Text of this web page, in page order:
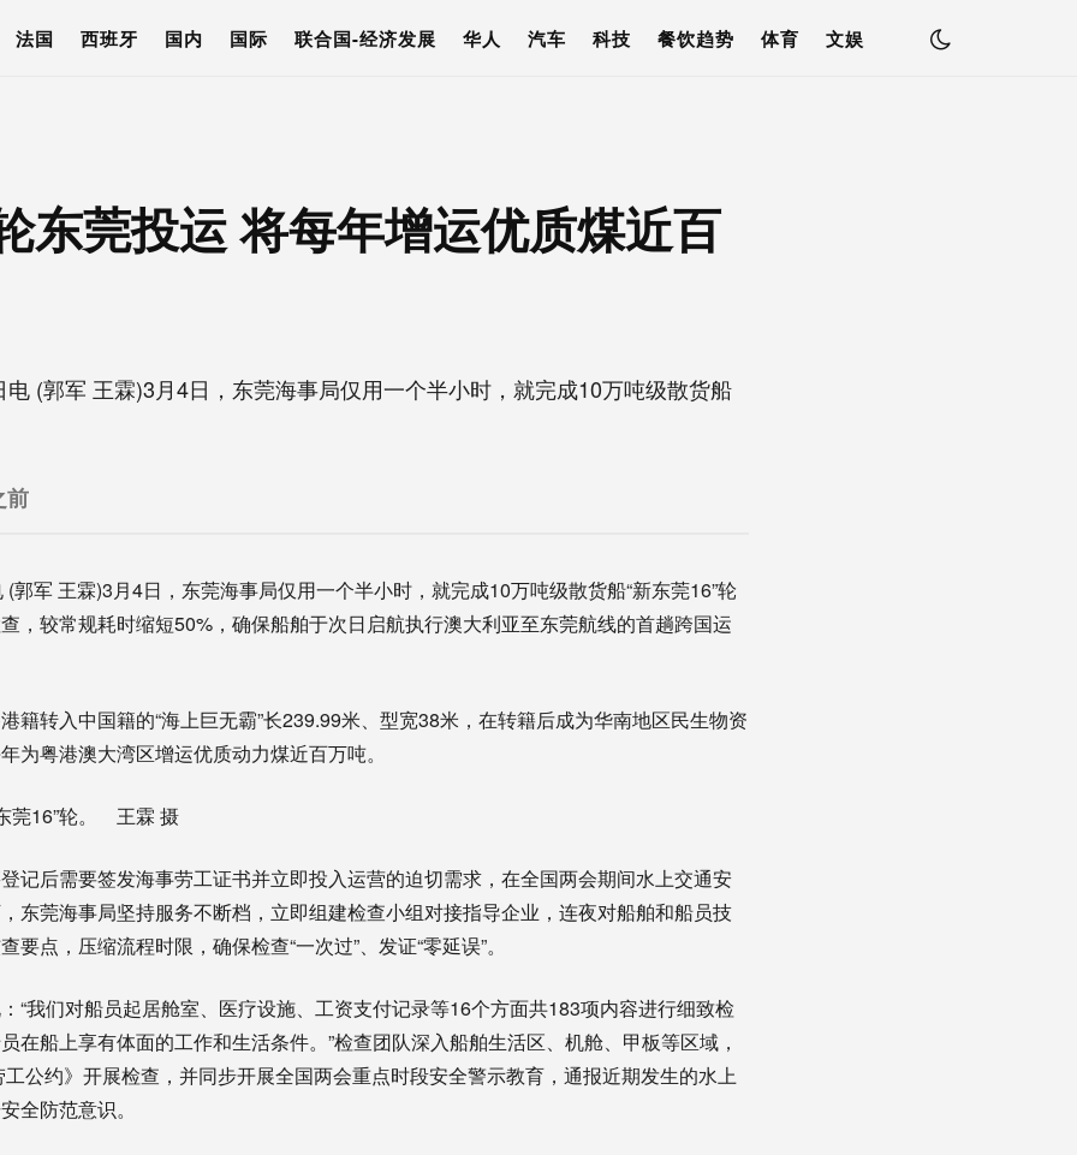
法国 西班牙 国内 国际 联合国-经济发展 华人 汽车 科技 餐饮趋势 体育 文娱
东莞投运 将每年增运优质煤近百
军 王霖)3月4日，东莞海事局仅用一个半小时，就完成10万吨级散货船
前
王霖)3月4日，东莞海事局仅用一个半小时，就完成10万吨级散货船“新东莞16”轮
，较常规耗时缩短50%，确保船舶于次日启航执行澳大利亚至东莞航线的首趟跨国运
入中国籍的“海上巨无霸”长239.99米、型宽38米，在转籍后成为华南地区民生物资
为粤港澳大湾区增运优质动力煤近百万吨。
莞16”轮。 王霖 摄
后需要签发海事劳工证书并立即投入运营的迫切需求，在全国两会期间水上交通安
东莞海事局坚持服务不断档，立即组建检查小组对接指导企业，连夜对船舶和船员技
要点，压缩流程时限，确保检查“一次过”、发证“零延误”。
们对船员起居舱室、医疗设施、工资支付记录等16个方面共183项内容进行细致检
在船上享有体面的工作和生活条件。”检查团队深入船舶生活区、机舱、甲板等区域，
公约》开展检查，并同步开展全国两会重点时段安全警示教育，通报近期发生的水上
全防范意识。